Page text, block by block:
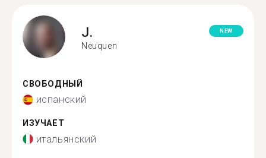
J.
Neuquen
NEW
СВОБОДНЫЙ
испанский
ИЗУЧАЕТ
итальянский